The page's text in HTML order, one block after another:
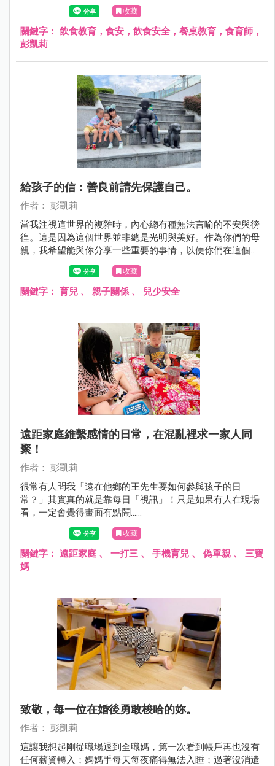
食安不該等意外發生後才重視，而是應該從小就教育孩子正
確的飲食觀念！
收藏
關鍵字： 飲食教育，食安，飲食安全，餐桌教育，食育師，
彭凱莉
給孩子的信：善良前請先保護自己。
作者： 彭凱莉
當我注視這世界的複雜時，內心總有種無法言喻的不安與徬
徨。這是因為這個世界並非總是光明與美好。作為你們的母
親，我希望能與你分享一些重要的事情，以便你們在這個多
彩的世界中找到自己的位置。
收藏
關鍵字： 育兒 、 親子關係 、 兒少安全
遠距家庭維繫感情的日常，在混亂裡求一家人同
聚！
作者： 彭凱莉
很常有人問我「遠在他鄉的王先生要如何參與孩子的日
常？」其實真的就是靠每日「視訊」！只是如果有人在現場
看，一定會覺得畫面有點鬧......
收藏
關鍵字： 遠距家庭 、 一打三 、 手機育兒 、 偽單親 、 三寶
媽
致敬，每一位在婚後勇敢梭哈的妳。
作者： 彭凱莉
這讓我想起剛從職場退到全職媽，第一次看到帳戶再也沒有
任何薪資轉入；媽媽手每天每夜痛得無法入睡；過著沒消遣